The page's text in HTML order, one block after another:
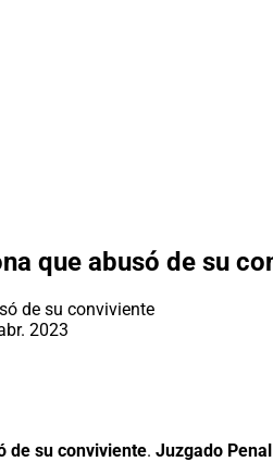
que abusó de su
2023
de su conviviente. Juzgado